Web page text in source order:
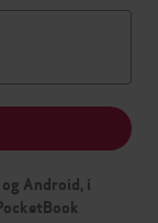
Android, i